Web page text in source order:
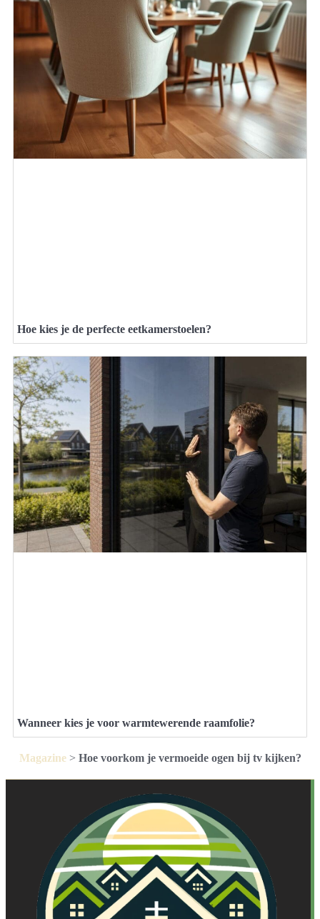
Hoe kies je de perfecte eetkamerstoelen?
Wanneer kies je voor warmtewerende raamfolie?
Magazine> Hoe voorkom je vermoeide ogen bij tv kijken?